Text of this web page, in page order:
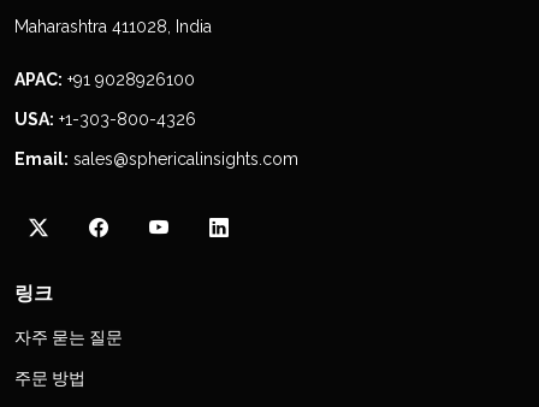
Maharashtra 411028, India
APAC: +91 9028926100
USA: +1-303-800-4326
Email: sales@sphericalinsights.com
링크
자주 묻는 질문
주문 방법